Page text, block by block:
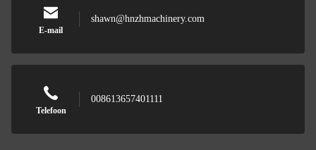
E-mail
shawn@hnzhmachinery.com
Telefoon
008613657401111